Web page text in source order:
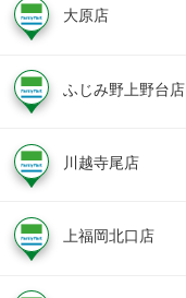
大原店
ふじみ野上野台店
川越寺尾店
上福岡北口店